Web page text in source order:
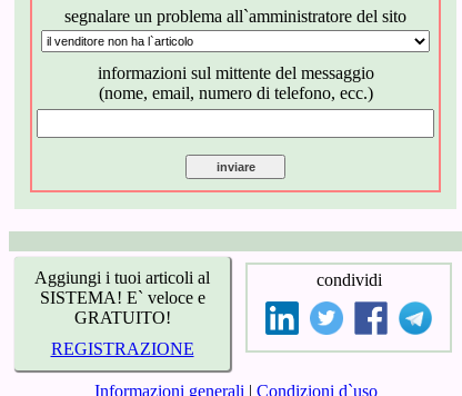
segnalare un problema all`amministratore del sito
informazioni sul mittente del messaggio
(nome, email, numero di telefono, ecc.)
Aggiungi i tuoi articoli al
SISTEMA! E` veloce e
GRATUITO!
REGISTRAZIONE
condividi
Informazioni generali | Condizioni d`uso